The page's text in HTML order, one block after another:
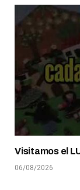
Visitamos el
06/08/2026